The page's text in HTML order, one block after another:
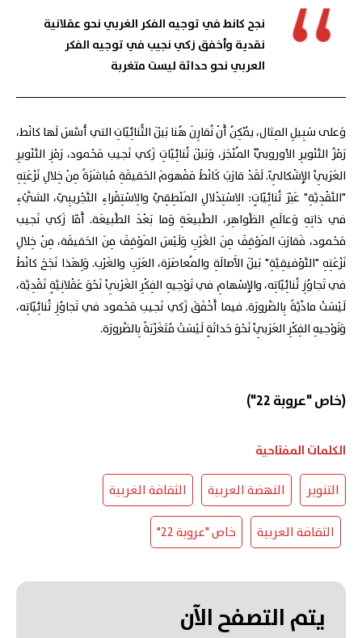
نجح كانط في توجيه الفكر الغربي نحو عقلانية
نقدية وأخفق زكي نجيب في توجيه الفكر
العربي نحو حداثة ليست متغربة
وَعلى سَبِيلِ المِثال، يُمْكِنُ أَنْ نُقارِنَ هُنا بَيْنَ الثُّنائِيّاتِ التي أَسَّسَ لَها كانْط،
رَمْزُ التَّنْويرِ الأوروبِّيِّ المُنْجَز، وَبَيْنَ ثُنائِيّاتِ زَكي نَجيب مَحْمود، رَمْزِ التَّنْويرِ
العَرَبِيِّ الإِشْكالِيّ. لَقَدْ قارَبَ كَانْطْ مَفْهومَ الحَقيقَةِ مُباشَرَةً مِنْ خِلالِ نَزْعَتِهِ
"النَّقْدِيَّةِ" عَبْرَ ثُنائِيّاتٍ: الِاسْتِدْلالِ المَنْطِقِيِّ والِاسْتِقْراءِ التَّجْريبِيّ، الشَّيْءِ
في ذاتِهِ وَعالَمِ الظَّواهِر، الطَّبيعَةِ وَما بَعْدَ الطَّبيعَة. أَمّا زَكي نَجيب
مَحْمود، فَقارَبَ المَوْقِفَ مِنَ الغَرْبِ وَلَيْسَ المَوْقِفَ مِنَ الحَقيقَة، مِنْ خِلالِ
نَزْعَتِهِ "التَّوْفيقِيَّةِ" بَيْنَ الأَصالَةِ والمُعاصَرَة، العَرَبِ والغَرْب. وَلِهَذا نَجَحَ كانْطْ
في تَجاوُزِ ثُنائِيّاتِه، والإِسْهامِ في تَوْجيهِ الفِكْرِ الغَرْبِيِّ نَحْوَ عَقْلانِيَّةٍ نَقْدِيَّة،
لَيْسَتْ مادِّيَّةً بِالضَّرورَة. فيما أَخْفَقَ زَكي نَجيب مَحْمود في تَجاوُزِ ثُنائِيّاتِه،
وَتَوْجيهِ الفِكْرِ العَرَبِيِّ نَحْوَ حَداثَةٍ لَيْسَتْ مُتَغَرِّبَةً بِالضَّرورَة.
(خاص "عروبة 22")
الكلمات المفتاحية
التنوير النهضة العربية الثقافة الغربية
الثقافة العربية خاص "عروبة 22"
يتم التصفح الآن